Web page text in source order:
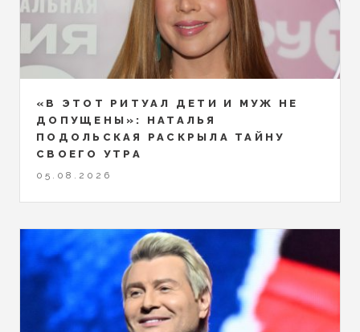
«В ЭТОТ РИТУАЛ ДЕТИ И МУЖ НЕ
ДОПУЩЕНЫ»: НАТАЛЬЯ
ПОДОЛЬСКАЯ РАСКРЫЛА ТАЙНУ
СВОЕГО УТРА
05.08.2026